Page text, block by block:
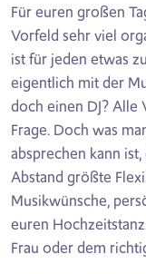
Für euren großen
Vorfeld sehr viel
ist für jeden etwas
eigentlich mit der
doch einen DJ? Alle
Frage. Doch was
absprechen kann
Abstand größte
Musikwünsche,
euren
Frau oder dem